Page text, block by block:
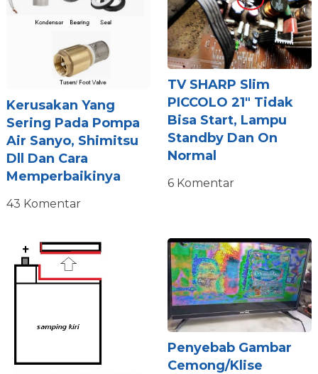
Kerusakan Yang
Sering Pada Pompa
Air Sanyo, Shimitsu
Dll Dan Cara
Memperbaikinya
43 Komentar
TV SHARP Slim
PICCOLO 21″ Tidak
Bisa Start, Lampu
Standby Dan On
Normal
6 Komentar
Penyebab Gambar
Cemong/Klise